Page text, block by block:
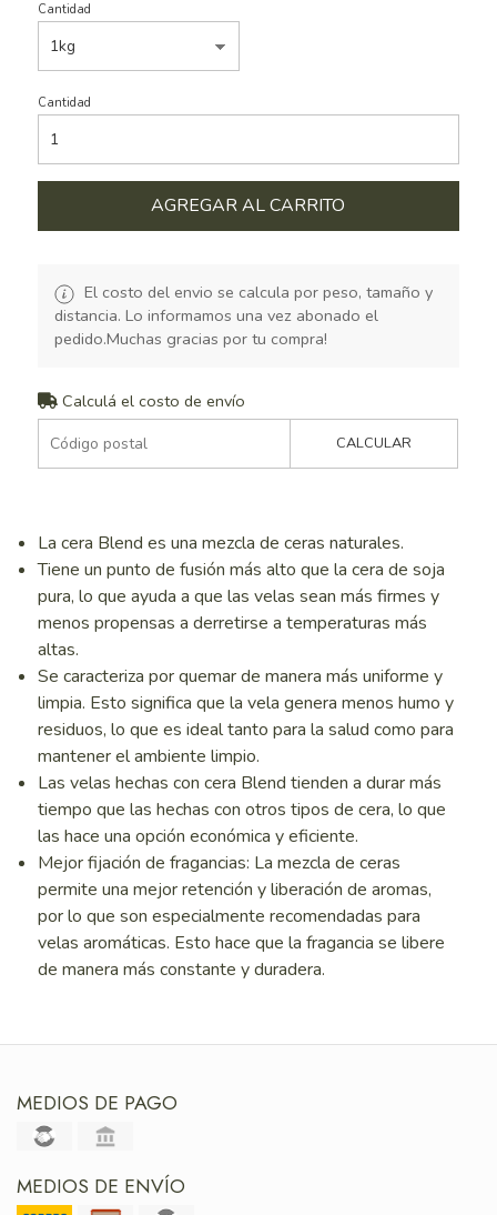
Cantidad
Cantidad
AGREGAR AL CARRITO
El costo del envio se calcula por peso, tamaño y
distancia. Lo informamos una vez abonado el
pedido.Muchas gracias por tu compra!
Calculá el costo de envío
CALCULAR
La cera Blend es una mezcla de ceras naturales.
Tiene un punto de fusión más alto que la cera de soja
pura, lo que ayuda a que las velas sean más firmes y
menos propensas a derretirse a temperaturas más
altas.
Se caracteriza por quemar de manera más uniforme y
limpia. Esto significa que la vela genera menos humo y
residuos, lo que es ideal tanto para la salud como para
mantener el ambiente limpio.
Las velas hechas con cera Blend tienden a durar más
tiempo que las hechas con otros tipos de cera, lo que
las hace una opción económica y eficiente.
Mejor fijación de fragancias: La mezcla de ceras
permite una mejor retención y liberación de aromas,
por lo que son especialmente recomendadas para
velas aromáticas. Esto hace que la fragancia se libere
de manera más constante y duradera.
MEDIOS DE PAGO
MEDIOS DE ENVÍO